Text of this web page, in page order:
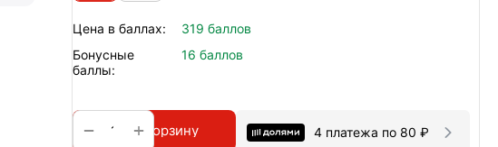
Цена в баллах:
319 баллов
Бонусные
баллы:
16 баллов
+
− В корзину 4 платежа по 80 ₽